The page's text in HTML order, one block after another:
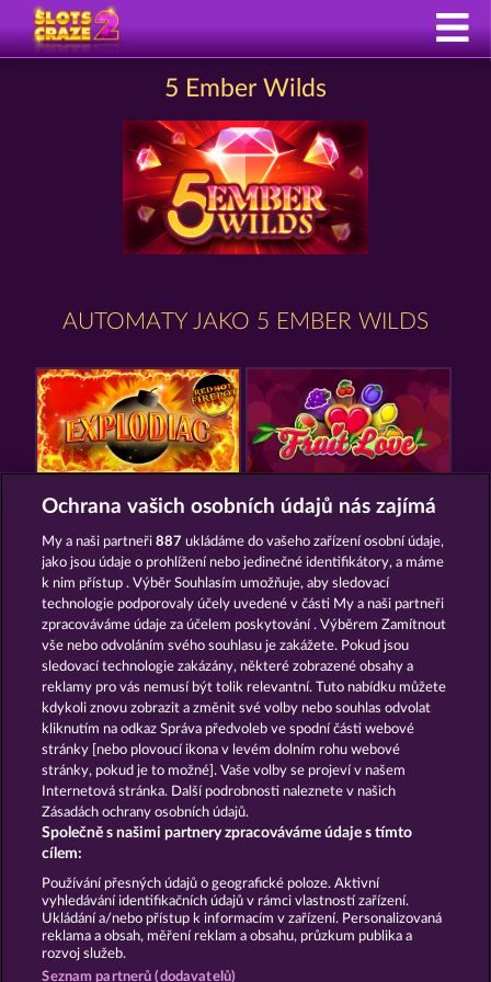
5 Ember Wilds
AUTOMATY JAKO 5 EMBER WILDS
EXPLODIAC RHFP FRUIT LOVE
JUICY JESTER
Podmínky Prohlášení o ochraně údajů
Kontakt Společnost Časté dotazy
Facebook
Podat Žádost o Odstoupení
Ochrana vašich osobních údajů nás zajímá
My a naši partneři887 ukládáme do vašeho zařízení osobní údaje,
jako jsou údaje o prohlížení nebo jedinečné identifikátory, a máme
k nim přístup . Výběr Souhlasím umožňuje, aby sledovací
technologie podporovaly účely uvedené v části My a naši partneři
zpracováváme údaje za účelem poskytování . Výběrem Zamítnout
vše nebo odvoláním svého souhlasu je zakážete. Pokud jsou
sledovací technologie zakázány, některé zobrazené obsahy a
reklamy pro vás nemusí být tolik relevantní. Tuto nabídku můžete
kdykoli znovu zobrazit a změnit své volby nebo souhlas odvolat
kliknutím na odkaz Správa předvoleb ve spodní části webové
stránky [nebo plovoucí ikona v levém dolním rohu webové
stránky, pokud je to možné]. Vaše volby se projeví v našem
Internetová stránka. Další podrobnosti naleznete v našich
Zásadách ochrany osobních údajů.
Společně s našimi partnery zpracováváme údaje s tímto
cílem:
Používání přesných údajů o geografické poloze. Aktivní
vyhledávání identifikačních údajů v rámci vlastností zařízení.
Ukládání a/nebo přístup k informacím v zařízení. Personalizovaná
reklama a obsah, měření reklam a obsahu, průzkum publika a
rozvoj služeb.
Seznam partnerů (dodavatelů)